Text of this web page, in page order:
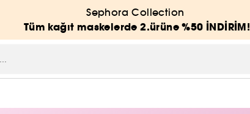
Sephora Collection
Tüm kağıt maskelerde 2.ürüne %50 İNDİRİM!